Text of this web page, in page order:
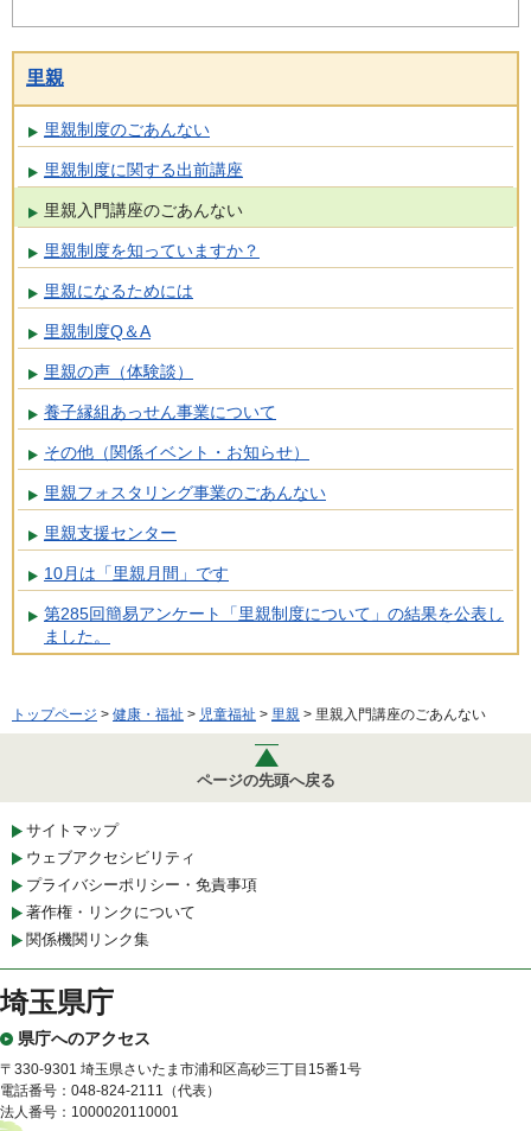
里親
里親制度のごあんない
里親制度に関する出前講座
里親入門講座のごあんない
里親制度を知っていますか？
里親になるためには
里親制度Q＆A
里親の声（体験談）
養子縁組あっせん事業について
その他（関係イベント・お知らせ）
里親フォスタリング事業のごあんない
里親支援センター
10月は「里親月間」です
第285回簡易アンケート「里親制度について」の結果を公表し
ました。
トップページ > 健康・福祉 > 児童福祉 > 里親 > 里親入門講座のごあんない
ページの先頭へ戻る
サイトマップ
ウェブアクセシビリティ
プライバシーポリシー・免責事項
著作権・リンクについて
関係機関リンク集
埼玉県庁
県庁へのアクセス
〒330-9301 埼玉県さいたま市浦和区高砂三丁目15番1号
電話番号：048-824-2111（代表）
法人番号：1000020110001